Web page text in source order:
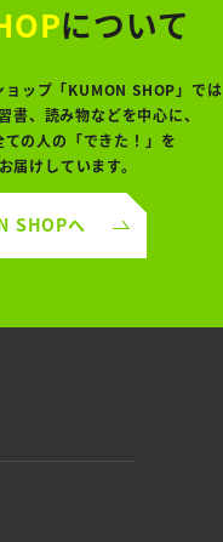
について
ョップ「KUMON SHOP」では
書、読み物などを中心に、
の人の「できた！」を
届けしています。
SHOPへ